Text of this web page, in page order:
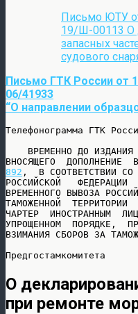
Письмо ЮТУ
19/Ш-00113 О
запасных
судового
Письмо ГТК России от
06/41933
“О направлении
Телефонограмма ГТК
ВРЕМЕННО ДО ИЗДАНИЯ
ВНОСЯЩЕГО  ДОПОЛНЕНИЕ
892 ,  В СООТВЕТСТВИИ
РОССИЙСКОЙ   ФЕДЕРАЦИИ
ВРЕМЕННОГО ВЫВОЗА
ТАМОЖЕННОЙ
ЧАРТЕР  ИНОСТРАННЫМ
УПРОЩЕННОМ  ПОРЯДКЕ,
ВЗИМАНИЯ СБОРОВ ЗА
О
при ремонте